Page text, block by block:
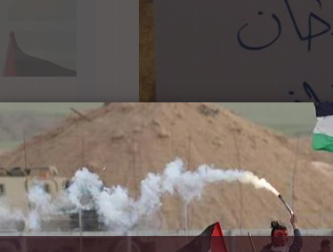
المدنية في إسرائيل” عقب إلغاء